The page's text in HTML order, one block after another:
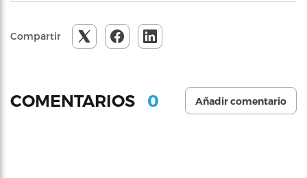
Compartir
COMENTARIOS 0 Añadir comentario